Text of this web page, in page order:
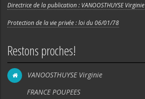
Directrice de la publication : VANOOSTHUYSE Virginie
Protection de la vie privée : loi du 06/01/78
Restons proches!
VANOOSTHUYSE Virginie
FRANCE POUPEES